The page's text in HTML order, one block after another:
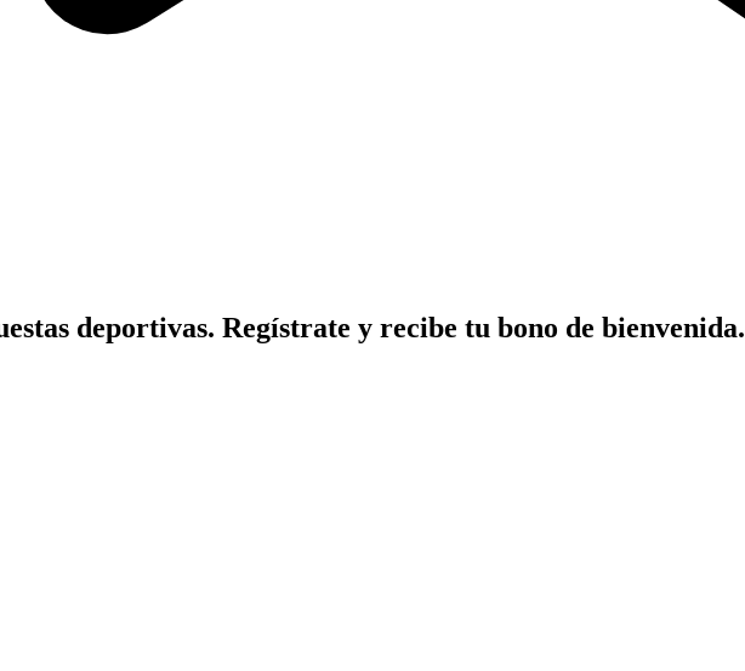
deportivas. Regístrate y recibe tu bono de bienvenida.